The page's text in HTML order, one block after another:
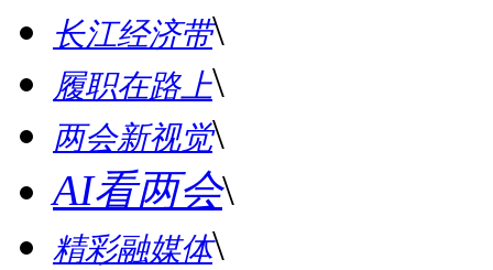
长江经济带\
履职在路上\
两会新视觉\
AI看两会\
精彩融媒体\